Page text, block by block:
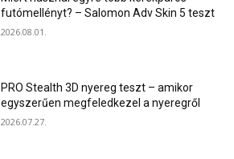
futómellényt? – Salomon Adv Skin 5 teszt
2026.08.01.
PRO Stealth 3D nyereg teszt – amikor
egyszerűen megfeledkezel a nyeregről
2026.07.27.